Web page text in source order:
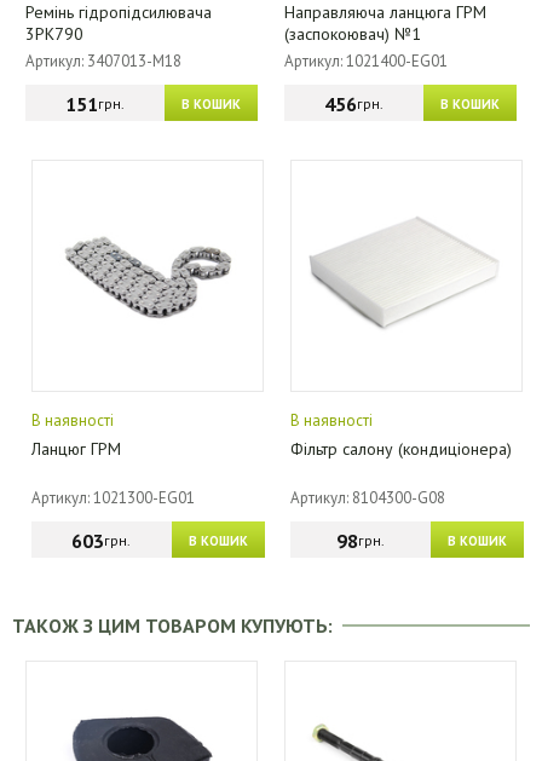
Ремінь гідропідсилювача
3PK790
Артикул: 3407013-M18
В КОШИК
151грн.
Направляюча ланцюга ГРМ
(заспокоювач) №1
Артикул: 1021400-EG01
В КОШИК
456грн.
В наявності
Ланцюг ГРМ
Артикул: 1021300-EG01
В КОШИК
603грн.
В наявності
Фільтр салону (кондиціонера)
Артикул: 8104300-G08
В КОШИК
98грн.
ТАКОЖ З ЦИМ ТОВАРОМ КУПУЮТЬ: